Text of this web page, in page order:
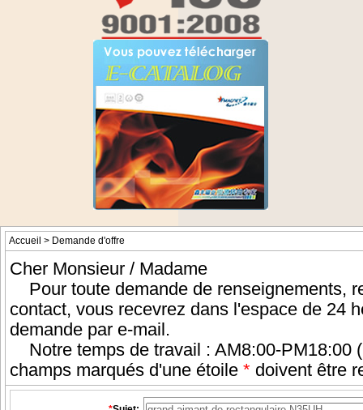
Accueil > Demande d'offre
Cher Monsieur / Madame
Pour toute demande de renseignements,
contact, vous recevrez dans l'espace de 24
demande par e-mail.
Notre temps de travail : AM8:00-PM18:00
champs marqués d'une étoile * doivent être